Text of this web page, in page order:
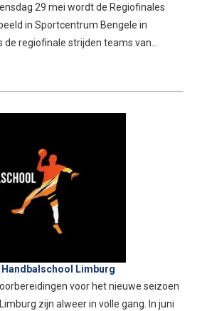
29 mei wordt de Regiofinales
in Sportcentrum Bengele in
de regiofinale strijden teams van…
Limburg
voor het nieuwe seizoen
zijn alweer in volle gang. In juni